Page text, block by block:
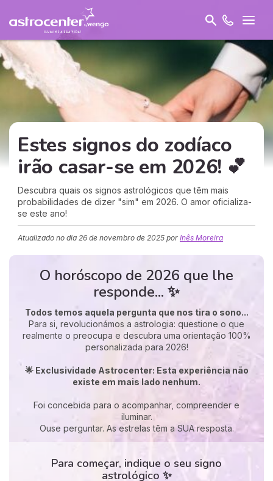
Estes signos do zodíaco
irão casar-se em 2026! 💕
Descubra quais os signos astrológicos que têm mais
probabilidades de dizer "sim" em 2026. O amor oficializa-
se este ano!
Atualizado no dia 26 de novembro de 2025 por Inês Moreira
O horóscopo de 2026 que lhe
responde... ✨
Todos temos aquela pergunta que nos tira o sono...
Para si, revolucionámos a astrologia: questione o que
realmente o preocupa e descubra uma orientação 100%
personalizada para 2026!
🌟 Exclusividade Astrocenter: Esta experiência não
existe em mais lado nenhum.
Foi concebida para o acompanhar, compreender e
iluminar.
Ouse perguntar. As estrelas têm a SUA resposta.
Para começar, indique o seu signo
astrológico ✨